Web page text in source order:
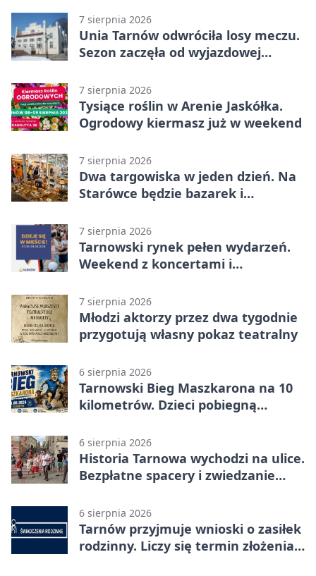
7 sierpnia 2026
Unia Tarnów odwróciła losy meczu.
Sezon zaczęła od wyjazdowej
7 sierpnia 2026
Tysiące roślin w Arenie Jaskółka.
Ogrodowy kiermasz już w weekend
7 sierpnia 2026
Dwa targowiska w jeden dzień. Na
Starówce będzie bazarek i
7 sierpnia 2026
Tarnowski rynek pełen wydarzeń.
Weekend z koncertami i
7 sierpnia 2026
Młodzi aktorzy przez dwa tygodnie
przygotują własny pokaz teatralny
6 sierpnia 2026
Tarnowski Bieg Maszkarona na 10
kilometrów. Dzieci pobiegną
6 sierpnia 2026
Historia Tarnowa wychodzi na ulice.
Bezpłatne spacery i zwiedzanie
6 sierpnia 2026
Tarnów przyjmuje wnioski o zasiłek
rodzinny. Liczy się termin złożenia